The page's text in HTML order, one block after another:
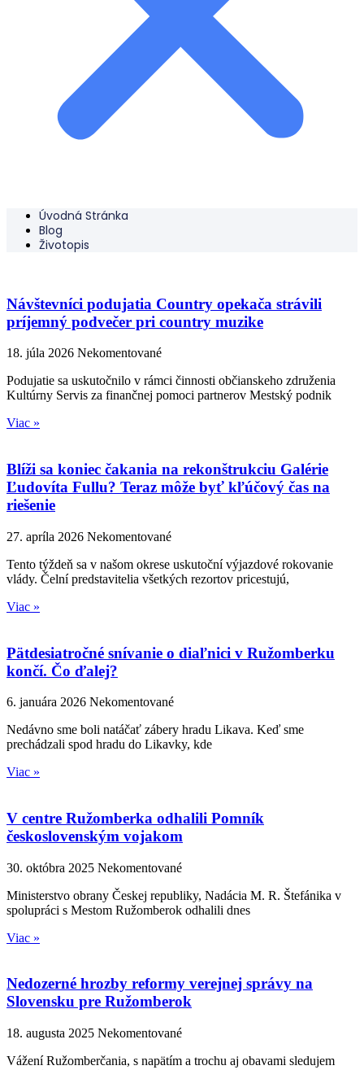
Úvodná Stránka
Blog
Životopis
Návštevníci podujatia Country opekača strávili
príjemný podvečer pri country muzike
18. júla 2026 Nekomentované
Podujatie sa uskutočnilo v rámci činnosti občianskeho združenia
Kultúrny Servis za finančnej pomoci partnerov Mestský podnik
Viac »
Blíži sa koniec čakania na rekonštrukciu Galérie
Ľudovíta Fullu? Teraz môže byť kľúčový čas na
riešenie
27. apríla 2026 Nekomentované
Tento týždeň sa v našom okrese uskutoční výjazdové rokovanie
vlády. Čelní predstavitelia všetkých rezortov pricestujú,
Viac »
Pätdesiatročné snívanie o diaľnici v Ružomberku
končí. Čo ďalej?
6. januára 2026 Nekomentované
Nedávno sme boli natáčať zábery hradu Likava. Keď sme
prechádzali spod hradu do Likavky, kde
Viac »
V centre Ružomberka odhalili Pomník
československým vojakom
30. októbra 2025 Nekomentované
Ministerstvo obrany Českej republiky, Nadácia M. R. Štefánika v
spolupráci s Mestom Ružomberok odhalili dnes
Viac »
Nedozerné hrozby reformy verejnej správy na
Slovensku pre Ružomberok
18. augusta 2025 Nekomentované
Vážení Ružomberčania, s napätím a trochu aj obavami sledujem